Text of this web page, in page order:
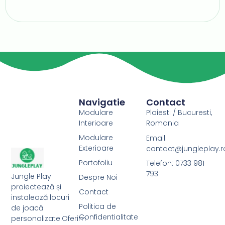
Jungle Play
proiectează și
instalează locuri
de joacă
personalizate.Oferim
Navigatie
Modulare
Interioare
Modulare
Exterioare
Portofoliu
Despre Noi
Contact
Politica de
Confidentialitate
Contact
Ploiesti / Bucuresti,
Romania
Email:
Telefon: 0733 981
793